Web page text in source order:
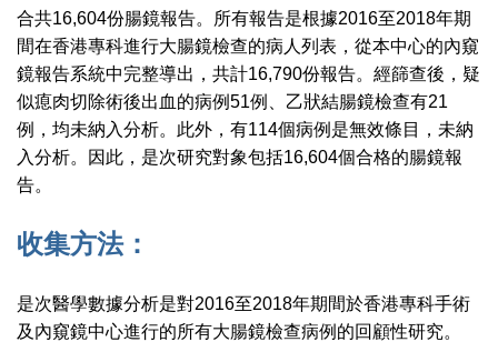
合共16,604份腸鏡報告。所有報告是根據2016至2018年期
間在香港專科進行大腸鏡檢查的病人列表，從本中心的內窺
鏡報告系統中完整導出，共計16,790份報告。經篩查後，疑
似瘜肉切除術後出血的病例51例、乙狀結腸鏡檢查有21
例，均未納入分析。此外，有114個病例是無效條目，未納
入分析。因此，是次研究對象包括16,604個合格的腸鏡報
告。
收集方法：
是次醫學數據分析是對2016至2018年期間於香港專科手術
及內窺鏡中心進行的所有大腸鏡檢查病例的回顧性研究。